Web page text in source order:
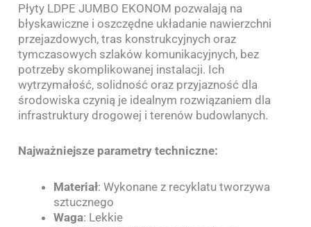
Płyty LDPE JUMBO EKONOM pozwalają na
błyskawiczne i oszczędne układanie nawierzchni
przejazdowych, tras konstrukcyjnych oraz
tymczasowych szlaków komunikacyjnych, bez
potrzeby skomplikowanej instalacji. Ich
wytrzymałość, solidność oraz przyjazność dla
środowiska czynią je idealnym rozwiązaniem dla
infrastruktury drogowej i terenów budowlanych.
Najważniejsze parametry techniczne:
Materiał: Wykonane z recyklatu tworzywa
sztucznego
Waga: Lekkie